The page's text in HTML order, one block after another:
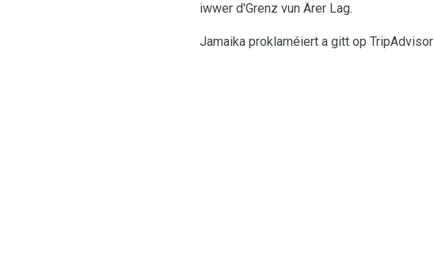
iwwer d'Grenz vun Ärer Lag.
Jamaika proklaméiert a gitt op TripAdvisor